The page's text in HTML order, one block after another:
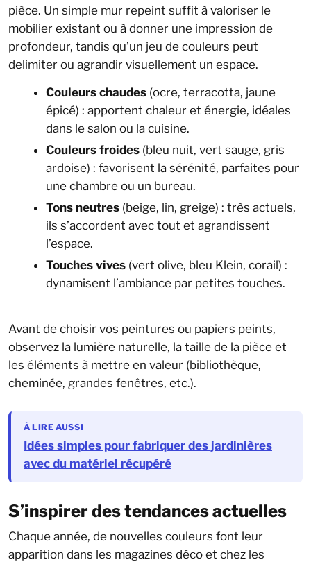
pièce. Un simple mur repeint suffit à valoriser le
mobilier existant ou à donner une impression de
profondeur, tandis qu’un jeu de couleurs peut
delimiter ou agrandir visuellement un espace.
Couleurs chaudes (ocre, terracotta, jaune
épicé) : apportent chaleur et énergie, idéales
dans le salon ou la cuisine.
Couleurs froides (bleu nuit, vert sauge, gris
ardoise) : favorisent la sérénité, parfaites pour
une chambre ou un bureau.
Tons neutres (beige, lin, greige) : très actuels,
ils s’accordent avec tout et agrandissent
l’espace.
Touches vives (vert olive, bleu Klein, corail) :
dynamisent l’ambiance par petites touches.
Avant de choisir vos peintures ou papiers peints,
observez la lumière naturelle, la taille de la pièce et
les éléments à mettre en valeur (bibliothèque,
cheminée, grandes fenêtres, etc.).
À LIRE AUSSI
Idées simples pour fabriquer des jardinières
avec du matériel récupéré
S’inspirer des tendances actuelles
Chaque année, de nouvelles couleurs font leur
apparition dans les magazines déco et chez les